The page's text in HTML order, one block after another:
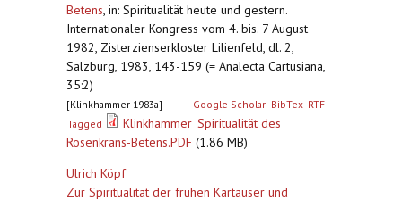
Betens, in: Spiritualität heute und gestern.
Internationaler Kongress vom 4. bis. 7 August
1982, Zisterzienserkloster Lilienfeld, dl. 2,
Salzburg, 1983, 143-159 (= Analecta Cartusiana,
35:2)
[Klinkhammer 1983a] Google Scholar BibTex RTF
Tagged
Klinkhammer_Spiritualität des
Rosenkrans-Betens.PDF (1.86 MB)
Ulrich Köpf
Zur Spiritualität der frühen Kartäuser und